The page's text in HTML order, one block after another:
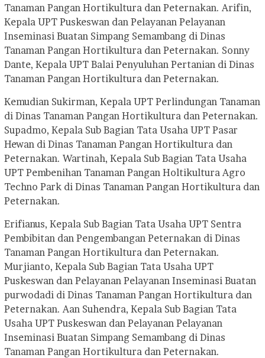
Tanaman Pangan Hortikultura dan Peternakan. Arifin,
Kepala UPT Puskeswan dan Pelayanan Pelayanan
Inseminasi Buatan Simpang Semambang di Dinas
Tanaman Pangan Hortikultura dan Peternakan. Sonny
Dante, Kepala UPT Balai Penyuluhan Pertanian di Dinas
Tanaman Pangan Hortikultura dan Peternakan.
Kemudian Sukirman, Kepala UPT Perlindungan Tanaman
di Dinas Tanaman Pangan Hortikultura dan Peternakan.
Supadmo, Kepala Sub Bagian Tata Usaha UPT Pasar
Hewan di Dinas Tanaman Pangan Hortikultura dan
Peternakan. Wartinah, Kepala Sub Bagian Tata Usaha
UPT Pembenihan Tanaman Pangan Holtikultura Agro
Techno Park di Dinas Tanaman Pangan Hortikultura dan
Peternakan.
Erifianus, Kepala Sub Bagian Tata Usaha UPT Sentra
Pembibitan dan Pengembangan Peternakan di Dinas
Tanaman Pangan Hortikultura dan Peternakan.
Murjianto, Kepala Sub Bagian Tata Usaha UPT
Puskeswan dan Pelayanan Pelayanan Inseminasi Buatan
purwodadi di Dinas Tanaman Pangan Hortikultura dan
Peternakan. Aan Suhendra, Kepala Sub Bagian Tata
Usaha UPT Puskeswan dan Pelayanan Pelayanan
Inseminasi Buatan Simpang Semambang di Dinas
Tanaman Pangan Hortikultura dan Peternakan.